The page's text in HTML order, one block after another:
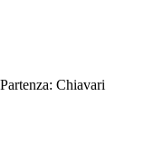
Partenza: Chiavari